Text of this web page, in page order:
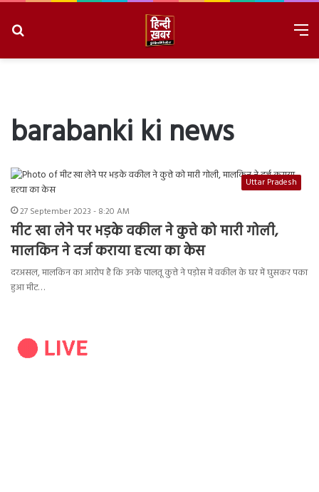
barabanki ki news
Uttar Pradesh
27 September 2023 - 8:20 AM
मीट खा लेने पर भड़के वकील ने कुत्ते को मारी गोली,
मालकिन ने दर्ज कराया हत्या का केस
दरअसल, मालकिन का आरोप है कि उनके पालतू कुत्ते ने पड़ोस में वकील के घर में घुसकर पका
हुआ मीट…